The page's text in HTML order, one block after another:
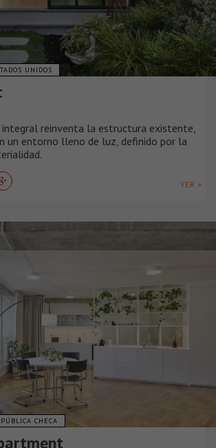
UNIDOS
integral reinventa la estructura existente,
un entorno lleno de luz, definido por la
VER +
CHECA